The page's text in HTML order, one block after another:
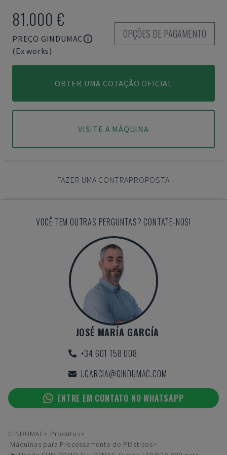
81.000 €
PREÇO GINDUMAC
(Ex works)
OPÇÕES DE PAGAMENTO
OBTER UMA COTAÇÃO OFICIAL
VISITE A MÁQUINA
FAZER UMA CONTRAPROPOSTA
VOCÊ TEM OUTRAS PERGUNTAS? CONTATE-NOS!
JOSÉ MARÍA GARCÍA
+34 601 158 008
J.GARCIA@GINDUMAC.COM
ENTRE EM CONTATO NO WHATSAPP
GINDUMAC
Produtos
Máquinas para Processamento de Plásticos